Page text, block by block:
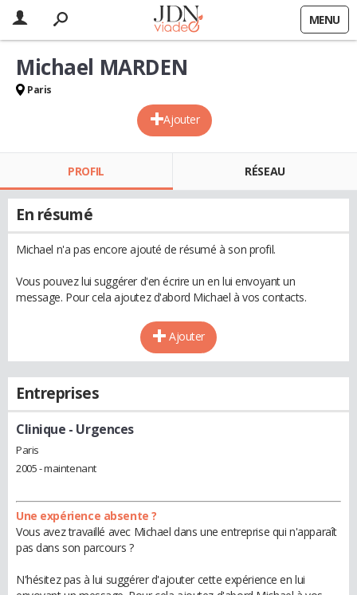
MENU
Ajouter
Michael MARDEN
Paris
PROFIL RÉSEAU
En résumé
Michael n'a pas encore ajouté de résumé à son profil.
Vous pouvez lui suggérer d'en écrire un en lui envoyant un
message. Pour cela ajoutez d'abord Michael à vos contacts.
Ajouter
Entreprises
Clinique - Urgences
Paris
2005 - maintenant
Une expérience absente ?
Vous avez travaillé avec Michael dans une entreprise qui n'apparaît
pas dans son parcours ?
N'hésitez pas à lui suggérer d'ajouter cette expérience en lui